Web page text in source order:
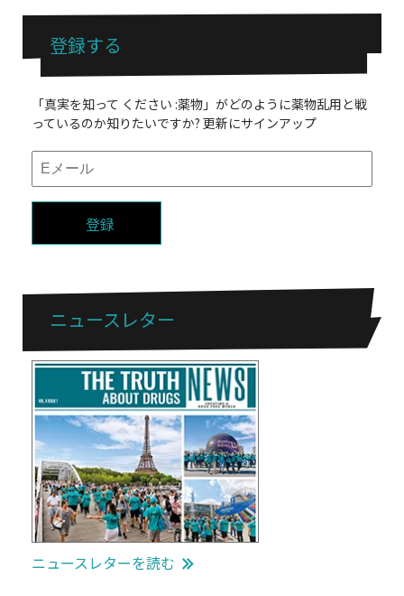
登録する
「真実を知って ください :薬物」がどのように薬物乱用と戦
っているのか知りたいですか? 更新にサインアップ
登録
ニュースレター
ニュースレターを読む